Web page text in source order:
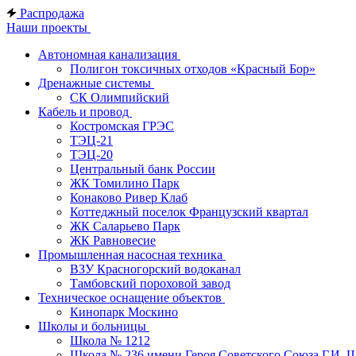
Распродажа
Наши проекты
Автономная канализация
Полигон токсичных отходов «Красный Бор»
Дренажные системы
СК Олимпийский
Кабель и провод
Костромская ГРЭС
ТЭЦ-21
ТЭЦ-20
Центральный банк России
ЖК Томилино Парк
Конаково Ривер Клаб
Коттеджный поселок Французский квартал
ЖК Саларьево Парк
ЖК Равновесие
Промышленная насосная техника
ВЗУ Красногорский водоканал
Тамбовский пороховой завод
Техническое оснащение объектов
Кинопарк Москино
Школы и больницы
Школа № 1212